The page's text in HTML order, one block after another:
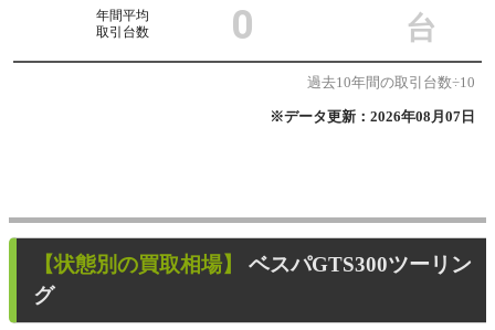
年間平均
取引台数
0 台
過去10年間の取引台数÷10
※データ更新：2026年08月07日
【状態別の買取相場】
ベスパGTS300ツーリン
グ